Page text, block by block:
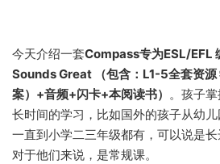
今天介绍一套Compass专为ESL/EFL
Sounds Great （包含：L1-5全套资源
案）+音频+闪卡+本阅读书） 。孩子
长时间的学习，比如国外的孩子从幼儿
一直到小学二三年级都有，可以说是长
对于他们来说，是常规课。